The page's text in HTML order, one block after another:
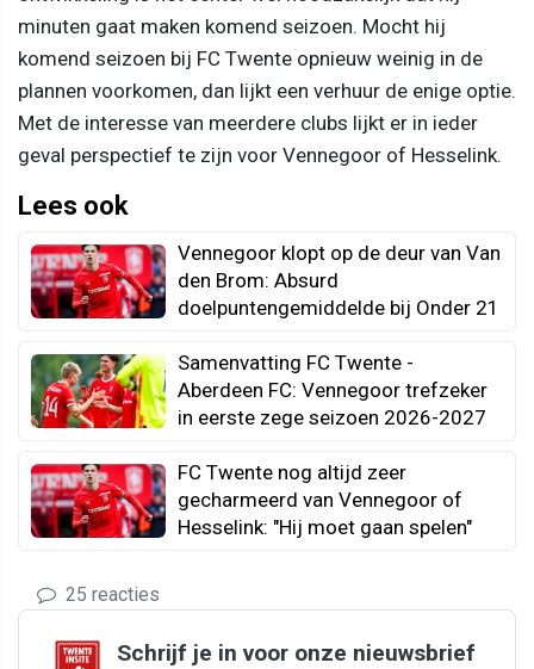
minuten gaat maken komend seizoen. Mocht hij
komend seizoen bij FC Twente opnieuw weinig in de
plannen voorkomen, dan lijkt een verhuur de enige optie.
Met de interesse van meerdere clubs lijkt er in ieder
geval perspectief te zijn voor Vennegoor of Hesselink.
Lees ook
Vennegoor klopt op de deur van Van
den Brom: Absurd
doelpuntengemiddelde bij Onder 21
Samenvatting FC Twente -
Aberdeen FC: Vennegoor trefzeker
in eerste zege seizoen 2026-2027
FC Twente nog altijd zeer
gecharmeerd van Vennegoor of
Hesselink: "Hij moet gaan spelen"
25 reacties
Schrijf je in voor onze nieuwsbrief